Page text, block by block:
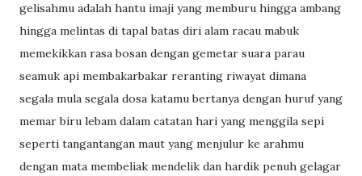
gelisahmu adalah hantu imaji yang memburu hingga ambang
hingga melintas di tapal batas diri alam racau mabuk
memekikkan rasa bosan dengan gemetar suara parau
seamuk api membakarbakar reranting riwayat dimana
segala mula segala dosa katamu bertanya dengan huruf yang
memar biru lebam dalam catatan hari yang menggila sepi
seperti tangantangan maut yang menjulur ke arahmu
dengan mata membeliak mendelik dan hardik penuh gelagar